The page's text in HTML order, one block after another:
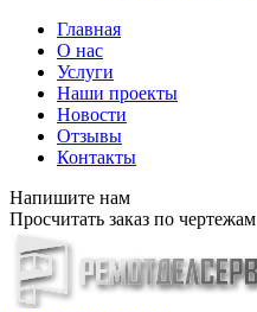
Главная
О нас
Услуги
Наши проекты
Новости
Отзывы
Контакты
Напишите нам
Просчитать заказ по чертежам